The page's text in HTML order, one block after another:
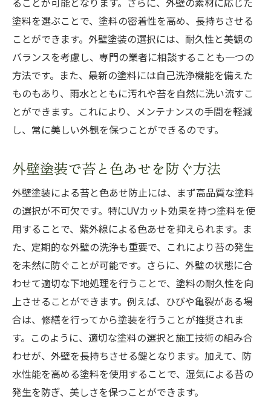
ることが可能となります。さらに、外壁の素材に応じた
塗料を選ぶことで、塗料の密着性を高め、長持ちさせる
ことができます。外壁塗装の選択には、耐久性と美観の
バランスを考慮し、専門の業者に相談することも一つの
方法です。また、最新の塗料には自己洗浄機能を備えた
ものもあり、雨水とともに汚れや苔を自然に洗い流すこ
とができます。これにより、メンテナンスの手間を軽減
し、常に美しい外観を保つことができるのです。
外壁塗装で苔と色あせを防ぐ方法
外壁塗装による苔と色あせ防止には、まず高品質な塗料
の選択が不可欠です。特にUVカット効果を持つ塗料を使
用することで、紫外線による色あせを抑えられます。ま
た、定期的な外壁の洗浄も重要で、これにより苔の発生
を未然に防ぐことが可能です。さらに、外壁の状態に合
わせて適切な下地処理を行うことで、塗料の耐久性を向
上させることができます。例えば、ひびや亀裂がある場
合は、修繕を行ってから塗装を行うことが推奨されま
す。このように、適切な塗料の選択と施工技術の組み合
わせが、外壁を長持ちさせる鍵となります。加えて、防
水性能を高める塗料を使用することで、湿気による苔の
発生を防ぎ、美しさを保つことができます。